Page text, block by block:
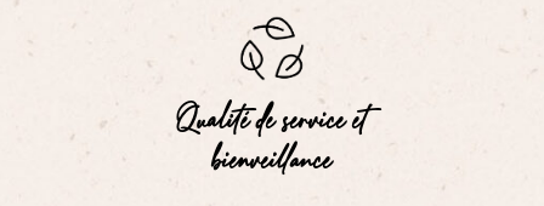
Qualité de service et
bienveillance